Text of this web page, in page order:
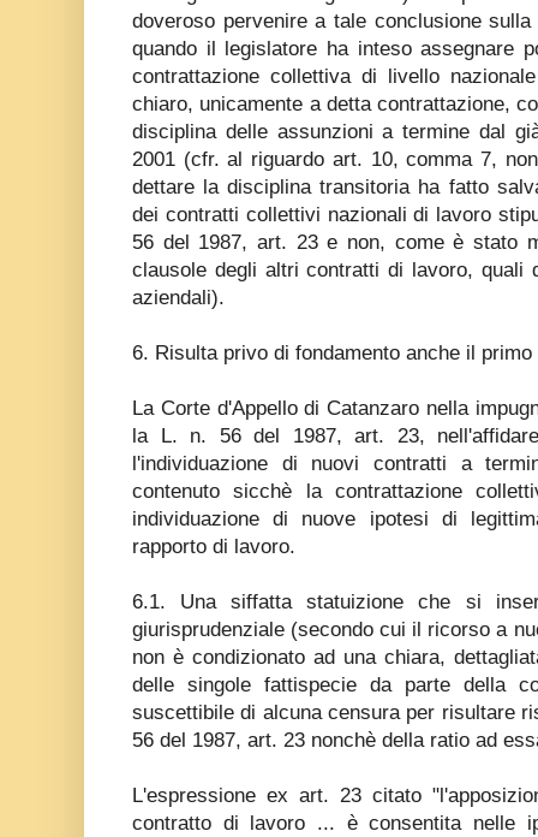
doveroso pervenire a tale conclusione
quando il legislatore ha inteso assegnare
contrattazione collettiva di livello
chiaro, unicamente a detta contrattazione,
disciplina delle assunzioni a termine dal
2001 (cfr. al riguardo art. 10, comma 7,
dettare la disciplina transitoria ha fatto
dei contratti collettivi nazionali di lavoro
56 del 1987, art. 23 e non, come è stato
clausole degli altri contratti di lavoro, quali
aziendali).
6. Risulta privo di fondamento anche il
La Corte d'Appello di Catanzaro nella
la L. n. 56 del 1987, art. 23,
l'individuazione di nuovi contratti a
contenuto sicchè la contrattazione
individuazione di nuove ipotesi di
rapporto di lavoro.
6.1. Una siffatta statuizione che si
giurisprudenziale (secondo cui il ricorso a
non è condizionato ad una chiara,
delle singole fattispecie da parte della
suscettibile di alcuna censura per risultare
56 del 1987, art. 23 nonchè della ratio ad
L'espressione ex art. 23 citato
contratto di lavoro ... è consentita nelle